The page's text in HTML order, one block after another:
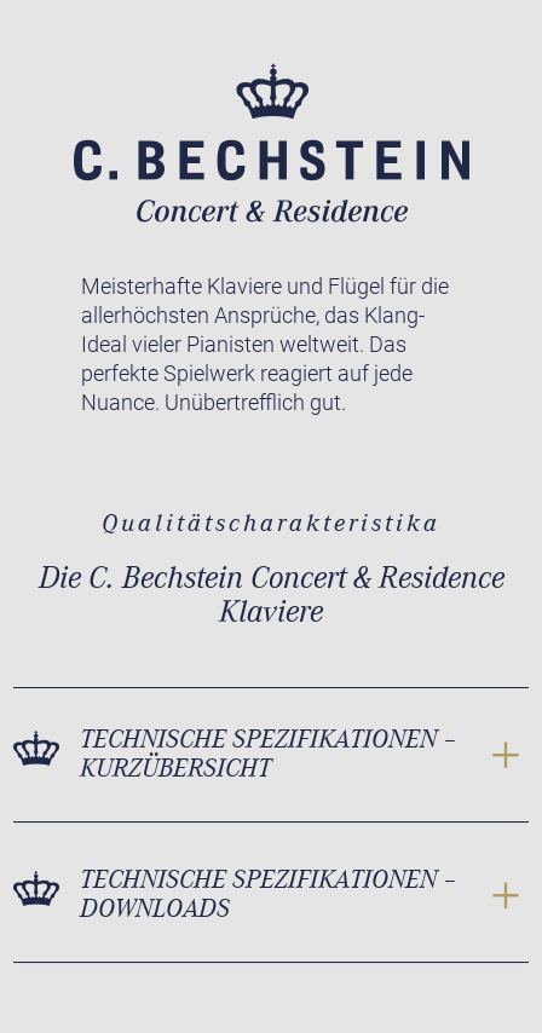
Meisterhafte Klaviere und Flügel für die
allerhöchsten Ansprüche, das Klang-
Ideal vieler Pianisten weltweit. Das
perfekte Spielwerk reagiert auf jede
Nuance. Unübertrefflich gut.
Qualitätscharakteristika
Die C. Bechstein Concert & Residence
Klaviere
TECHNISCHE SPEZIFIKATIONEN –
KURZÜBERSICHT
TECHNISCHE SPEZIFIKATIONEN –
DOWNLOADS